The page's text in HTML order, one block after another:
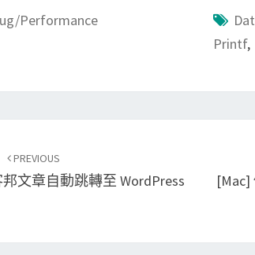
Performance
Printf,
PREVIOUS
文章自動跳轉至 WordPress